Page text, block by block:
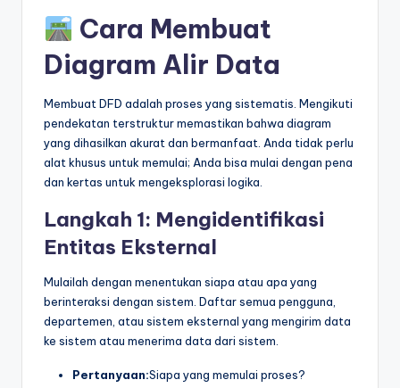
Cara Membuat
Diagram Alir Data
Membuat DFD adalah proses yang sistematis. Mengikuti
pendekatan terstruktur memastikan bahwa diagram
yang dihasilkan akurat dan bermanfaat. Anda tidak perlu
alat khusus untuk memulai; Anda bisa mulai dengan pena
dan kertas untuk mengeksplorasi logika.
Langkah 1: Mengidentifikasi
Entitas Eksternal
Mulailah dengan menentukan siapa atau apa yang
berinteraksi dengan sistem. Daftar semua pengguna,
departemen, atau sistem eksternal yang mengirim data
ke sistem atau menerima data dari sistem.
Pertanyaan:Siapa yang memulai proses?